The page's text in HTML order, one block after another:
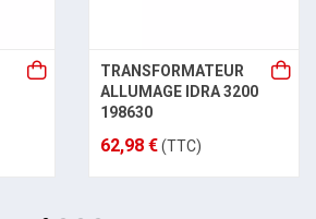
TRANSFORMATEUR
ALLUMAGE IDRA 3200
198630
62,98 €(TTC)